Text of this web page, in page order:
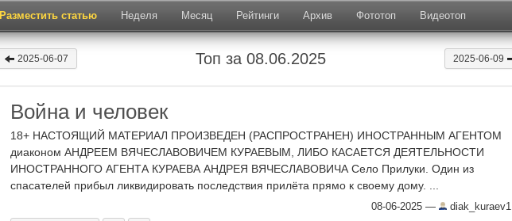
Разместить статью Неделя Месяц Рейтинги Архив Фототоп Видеотоп
2025-06-07 Топ за 08.06.2025 2025-06-09
Война и человек
18+ НАСТОЯЩИЙ МАТЕРИАЛ ПРОИЗВЕДЕН (РАСПРОСТРАНЕН) ИНОСТРАННЫМ АГЕНТОМ
диаконом АНДРЕЕМ ВЯЧЕСЛАВОВИЧЕМ КУРАЕВЫМ, ЛИБО КАСАЕТСЯ ДЕЯТЕЛЬНОСТИ
ИНОСТРАННОГО АГЕНТА КУРАЕВА АНДРЕЯ ВЯЧЕСЛАВОВИЧА Село Прилуки. Один из
спасателей прибыл ликвидировать последствия прилёта прямо к своему дому. ...
08-06-2025 — diak_kuraev1